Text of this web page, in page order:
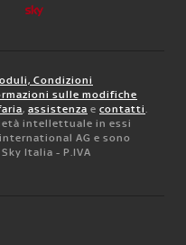
Condizioni
sulle modifiche
, assistenza e contatti.
intellettuale in essi
AG e sono
Italia - P.IVA